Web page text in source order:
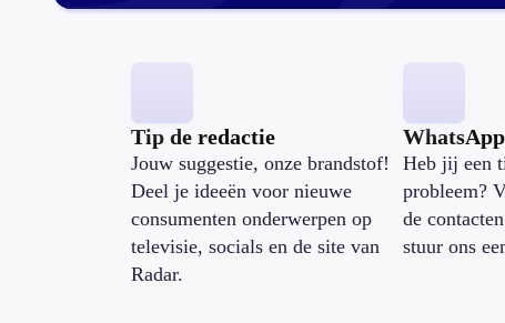
Tip de redactie
Jouw suggestie, onze brandstof!
Deel je ideeën voor nieuwe
consumenten onderwerpen op
televisie, socials en de site van
Radar.
WhatsApp
Heb jij een
probleem?
de
stuur ons